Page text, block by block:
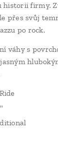
historii firmy.
přes svůj
po rock.
váhy s